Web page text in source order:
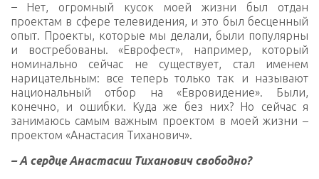
–
Нет, огромный кусок моей жизни был отдан
проектам в сфере телевидения, и это был бесценный
опыт. Проекты, которые мы делали, были популярны
и востребованы. «Еврофест», например, который
номинально сейчас не существует, стал именем
нарицательным: все теперь только так и называют
национальный отбор на «Евровидение». Были,
конечно, и ошибки. Куда же без них? Но сейчас я
занимаюсь самым важным проектом в моей жизни –
проектом «Анастасия Тиханович».
– А сердце Анастасии Тиханович свободно?